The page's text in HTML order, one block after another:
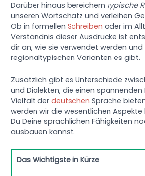
Darüber hinaus bereichern typische
unseren Wortschatz und verleihen
Ob in formellenSchreiben oder im
Verständnis dieser Ausdrücke ist
dir an, wie sie verwendet werden und
regionaltypischen Varianten es gibt.
Zusätzlich gibt es Unterschiede
und Dialekten, die einen spannenden
Vielfalt derdeutschen Sprache
werden wir die wesentlichen
Du Deine sprachlichen Fähigkeiten
ausbauen kannst.
Das Wichtigste in Kürze